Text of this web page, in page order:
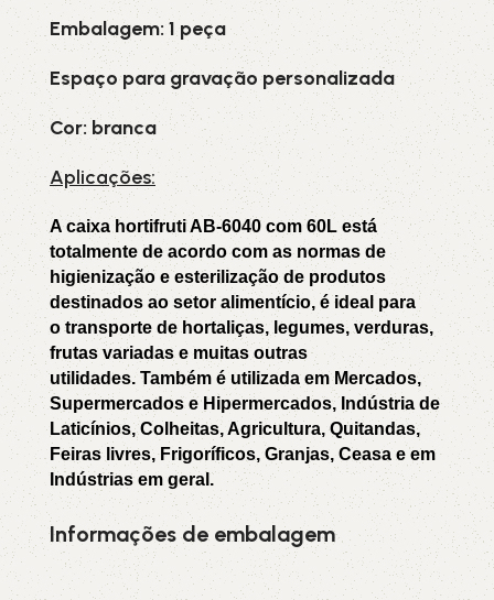
Embalagem: 1 peça
Espaço para gravação personalizada
Cor: branca
Aplicações:
A caixa hortifruti AB-6040 com 60L está
totalmente de acordo com as normas de
higienização e esterilização de produtos
destinados ao setor alimentício, é ideal para
o transporte de hortaliças, legumes, verduras,
frutas variadas e muitas outras
utilidades. Também é utilizada em Mercados,
Supermercados e Hipermercados, Indústria de
Laticínios, Colheitas, Agricultura, Quitandas,
Feiras livres, Frigoríficos, Granjas, Ceasa e em
Indústrias em geral.
Informações de embalagem